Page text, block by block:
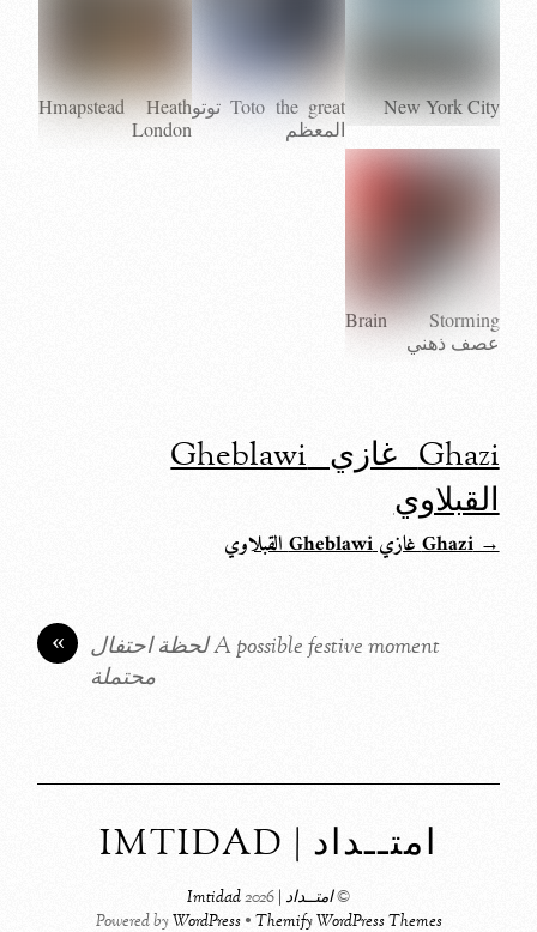
New York City
Toto the great توتو
المعظم
Hmapstead Heath
London
Brain Storming
عصف ذهني
Ghazi غازي Gheblawi
القبلاوي
→ Ghazi غازي Gheblawi القبلاوي
«
A possible festive moment لحظة احتفال
محتملة
امتــداد | IMTIDAD
©امتــداد | Imtidad 2026
Powered byWordPress• Themify WordPress Themes